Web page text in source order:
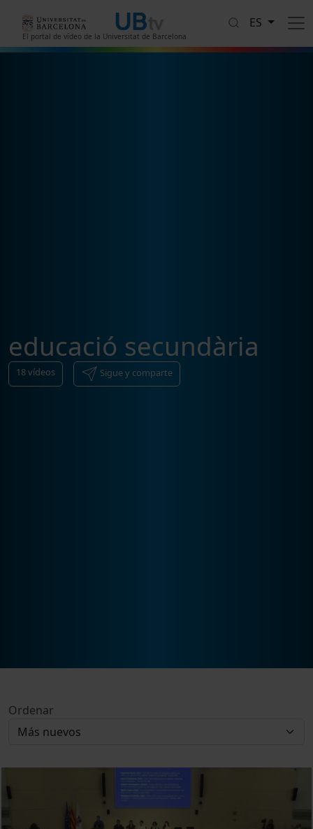
El portal de vídeo de la Universitat de Barcelona
ES
educació secundària
18vídeos Sigue y comparte
Ordenar